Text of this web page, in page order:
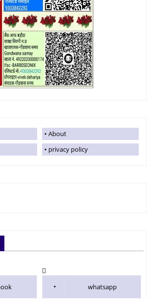
About
privacy policy
whatsapp